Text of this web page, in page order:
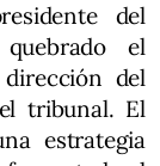
del
el
del
tribunal. El
estrategia